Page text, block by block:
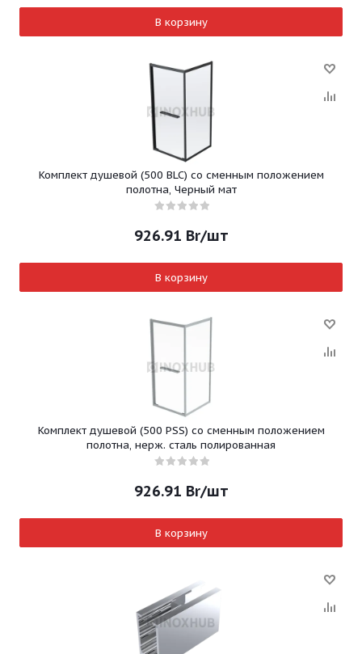
В корзину
Комплект душевой (500 BLC) со сменным положением
полотна, Черный мат
926.91 Br/шт
В корзину
Комплект душевой (500 PSS) со сменным положением
полотна, нерж. сталь полированная
926.91 Br/шт
В корзину